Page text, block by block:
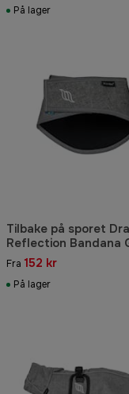
På lager
Tilbake på sporet
Reflection Bandana
Fra 152 kr
På lager